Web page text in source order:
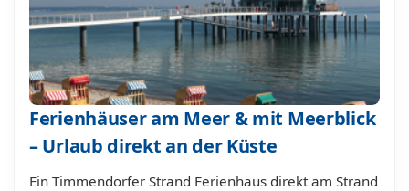
Ferienhäuser am Meer & mit Meerblick
– Urlaub direkt an der Küste
Ein Timmendorfer Strand Ferienhaus direkt am Strand